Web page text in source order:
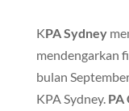
KPA Sydney
mendengarkan
bulan
KPA Sydney. PA